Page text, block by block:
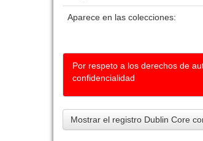
Aparece en las colecciones:
Por respeto a los derechos de
confidencialidad
Mostrar el registro Dublin Core